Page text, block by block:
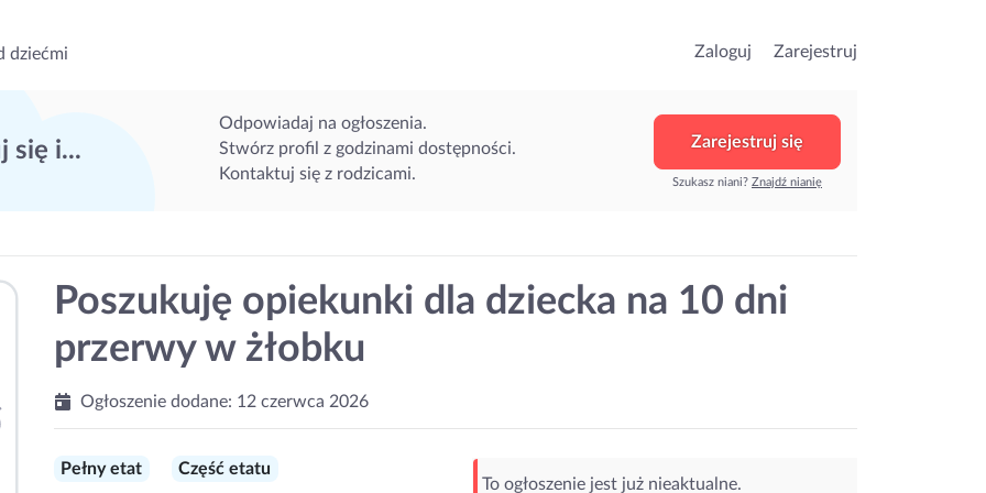
dziećmi Zaloguj Zarejestruj
się i...
Odpowiadaj na ogłoszenia.
Stwórz profil z godzinami dostępności.
Kontaktuj się z rodzicami.
Zarejestruj się
Szukasz niani? Znajdź nianię
Poszukuję opiekunki dla dziecka na 10 dni
przerwy w żłobku
Ogłoszenie dodane: 12 czerwca 2026
Pełny etat
Część etatu
To ogłoszenie jest już nieaktualne.